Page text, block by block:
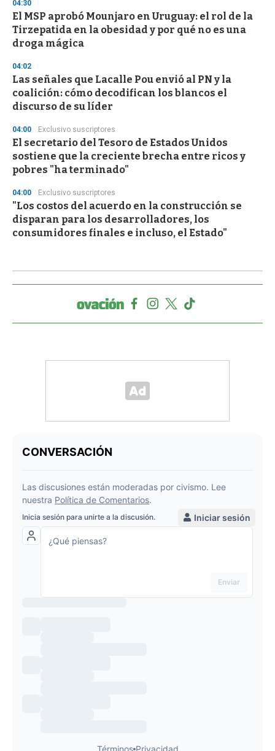
04:30
El MSP aprobó Mounjaro en Uruguay: el rol de la
Tirzepatida en la obesidad y por qué no es una
droga mágica
04:02
Las señales que Lacalle Pou envió al PN y la
coalición: cómo decodifican los blancos el
discurso de su líder
04:00 Exclusivo suscriptores
El secretario del Tesoro de Estados Unidos
sostiene que la creciente brecha entre ricos y
pobres "ha terminado"
04:00 Exclusivo suscriptores
"Los costos del acuerdo en la construcción se
disparan para los desarrolladores, los
consumidores finales e incluso, el Estado"